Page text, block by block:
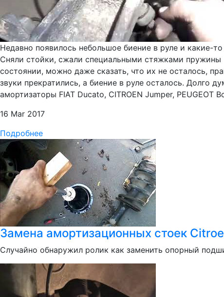
Недавно появилось небольшое биение в руле и какие-
Сняли стойки, сжали специальными стяжками пружины
состоянии, можно даже сказать, что их не осталось,
звуки прекратились, а биение в руле осталось. Долго
амортизаторы FIAT Ducato, CITROEN Jumper, PEUGEOT
16 Mar 2017
Подробнее
Замена амортизационных стоек
Случайно обнаружил ролик как заменить опорный